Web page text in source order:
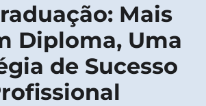
Mais
Diploma, Uma
de Sucesso